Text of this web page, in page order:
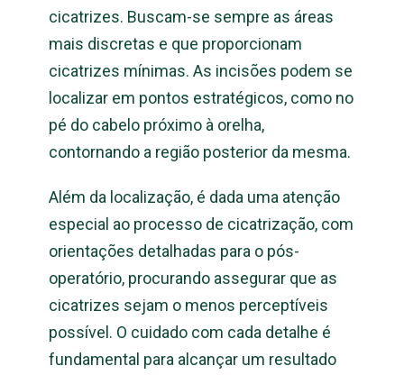
cicatrizes. Buscam-se sempre as áreas
mais discretas e que proporcionam
cicatrizes mínimas. As incisões podem se
localizar em pontos estratégicos, como no
pé do cabelo próximo à orelha,
contornando a região posterior da mesma.
Além da localização, é dada uma atenção
especial ao processo de cicatrização, com
orientações detalhadas para o pós-
operatório, procurando assegurar que as
cicatrizes sejam o menos perceptíveis
possível. O cuidado com cada detalhe é
fundamental para alcançar um resultado